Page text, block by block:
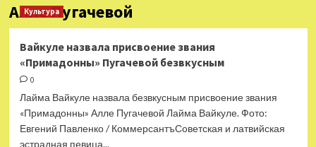
Алле Пугачевой
Культура
Вайкуле назвала присвоение звания
«Примадонны» Пугачевой безвкусным
0
Лайма Вайкуле назвала безвкусным присвоение звания
«Примадонны» Алле Пугачевой Лайма Вайкуле. Фото:
Евгений Павленко / КоммерсантъСоветская и латвийская
эстрадная певица...